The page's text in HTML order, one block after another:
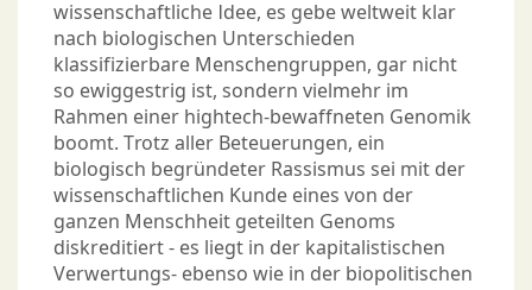
wissenschaftliche Idee, es gebe weltweit klar
nach biologischen Unterschieden
klassifizierbare Menschengruppen, gar nicht
so ewiggestrig ist, sondern vielmehr im
Rahmen einer hightech-bewaffneten Genomik
boomt. Trotz aller Beteuerungen, ein
biologisch begründeter Rassismus sei mit der
wissenschaftlichen Kunde eines von der
ganzen Menschheit geteilten Genoms
diskreditiert - es liegt in der kapitalistischen
Verwertungs- ebenso wie in der biopolitischen